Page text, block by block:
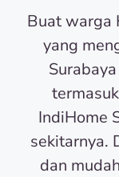
Buat warga
yang
IndiHome
sekitarnya.
dan